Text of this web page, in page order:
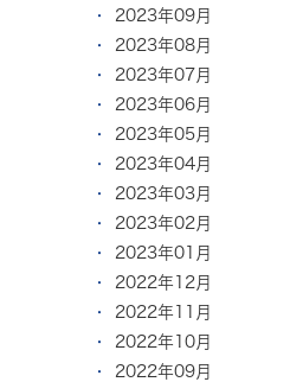
2023年09月
2023年08月
2023年07月
2023年06月
2023年05月
2023年04月
2023年03月
2023年02月
2023年01月
2022年12月
2022年11月
2022年10月
2022年09月